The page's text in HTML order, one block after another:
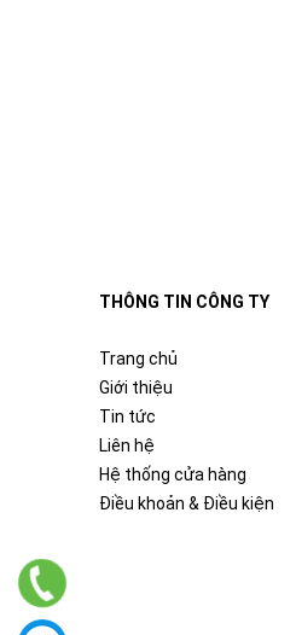
THÔNG TIN CÔNG TY
Trang chủ
Giới thiệu
Tin tức
Liên hệ
Hệ thống cửa hàng
Điều khoản & Điều kiện